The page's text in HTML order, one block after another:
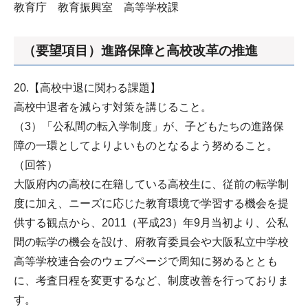
教育庁 教育振興室 高等学校課
（要望項目）進路保障と高校改革の推進
20.【高校中退に関わる課題】
高校中退者を減らす対策を講じること。
（3）「公私間の転入学制度」が、子どもたちの進路保
障の一環としてよりよいものとなるよう努めること。
（回答）
大阪府内の高校に在籍している高校生に、従前の転学制
度に加え、ニーズに応じた教育環境で学習する機会を提
供する観点から、2011（平成23）年9月当初より、公私
間の転学の機会を設け、府教育委員会や大阪私立中学校
高等学校連合会のウェブページで周知に努めるととも
に、考査日程を変更するなど、制度改善を行っておりま
す。